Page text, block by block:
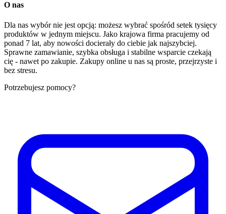
O nas
Dla nas wybór nie jest opcją: możesz wybrać spośród setek tysięcy
produktów w jednym miejscu. Jako krajowa firma pracujemy od
ponad 7 lat, aby nowości docierały do ciebie jak najszybciej.
Sprawne zamawianie, szybka obsługa i stabilne wsparcie czekają
cię - nawet po zakupie. Zakupy online u nas są proste, przejrzyste i
bez stresu.
Potrzebujesz pomocy?